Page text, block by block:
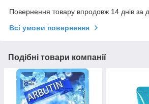
Повернення товару впродовж 14 днів за
Всі умови повернення
Подібні товари компанії